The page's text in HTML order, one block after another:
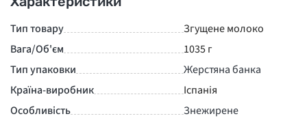
Тип товару
Згущене молоко
Вага/Об'єм
1035 г
Тип упаковки
Жерстяна банка
Країна-виробник
Іспанія
Особливість
Знежирене